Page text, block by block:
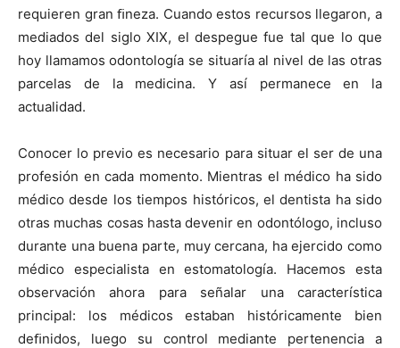
requieren gran ﬁneza. Cuando estos recursos llegaron, a
mediados del siglo XIX, el despegue fue tal que lo que
hoy llamamos odontología se situaría al nivel de las otras
parcelas de la medicina. Y así permanece en la
actualidad.
Conocer lo previo es necesario para situar el ser de una
profesión en cada momento. Mientras el médico ha sido
médico desde los tiempos históricos, el dentista ha sido
otras muchas cosas hasta devenir en odontólogo, incluso
durante una buena parte, muy cercana, ha ejercido como
médico especialista en estomatología. Hacemos esta
observación ahora para señalar una característica
principal: los médicos estaban históricamente bien
deﬁnidos, luego su control mediante pertenencia a